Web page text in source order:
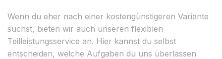
Wenn du eher nach einer kostengünstigeren Variante
suchst, bieten wir auch unseren flexiblen
Teilleistungsservice an. Hier kannst du selbst
entscheiden, welche Aufgaben du uns überlassen